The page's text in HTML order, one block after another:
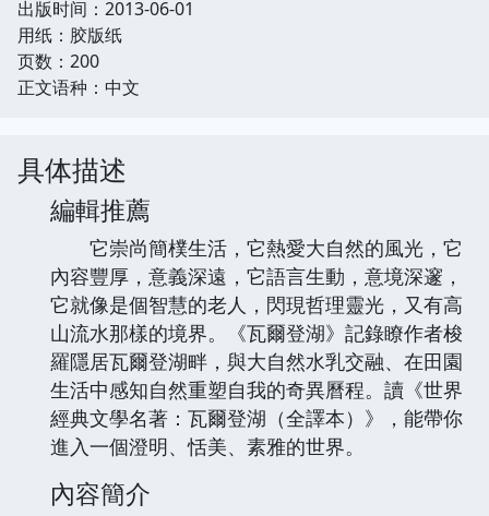
出版时间：2013-06-01
用纸：胶版纸
页数：200
正文语种：中文
具体描述
編輯推薦
它崇尚簡樸生活，它熱愛大自然的風光，它
內容豐厚，意義深遠，它語言生動，意境深邃，
它就像是個智慧的老人，閃現哲理靈光，又有高
山流水那樣的境界。《瓦爾登湖》記錄瞭作者梭
羅隱居瓦爾登湖畔，與大自然水乳交融、在田園
生活中感知自然重塑自我的奇異曆程。讀《世界
經典文學名著：瓦爾登湖（全譯本）》，能帶你
進入一個澄明、恬美、素雅的世界。
內容簡介